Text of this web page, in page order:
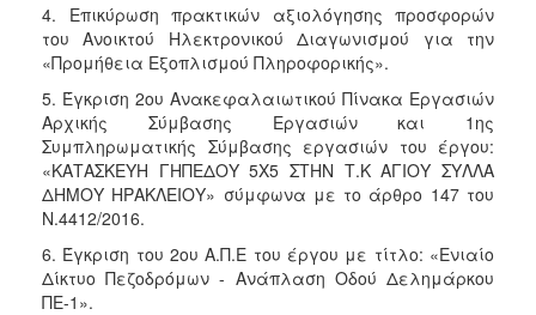
4. Επικύρωση πρακτικών αξιολόγησης προσφορών
του Ανοικτού Ηλεκτρονικού Διαγωνισμού για την
«Προμήθεια Εξοπλισμού Πληροφορικής».
5. Έγκριση 2ου Ανακεφαλαιωτικού Πίνακα Εργασιών
Αρχικής Σύμβασης Εργασιών και 1ης
Συμπληρωματικής Σύμβασης εργασιών του έργου:
«ΚΑΤΑΣΚΕΥΗ ΓΗΠΕΔΟΥ 5Χ5 ΣΤΗΝ Τ.Κ ΑΓΙΟΥ ΣΥΛΛΑ
ΔΗΜΟΥ ΗΡΑΚΛΕΙΟΥ» σύμφωνα με το άρθρο 147 του
Ν.4412/2016.
6. Έγκριση του 2ου Α.Π.Ε του έργου με τίτλο: «Ενιαίο
Δίκτυο Πεζοδρόμων - Ανάπλαση Οδού Δελημάρκου
ΠΕ-1».